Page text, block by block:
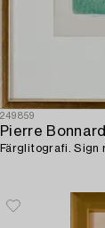
249859
Pierre Bonnard
Färglitografi. Sign